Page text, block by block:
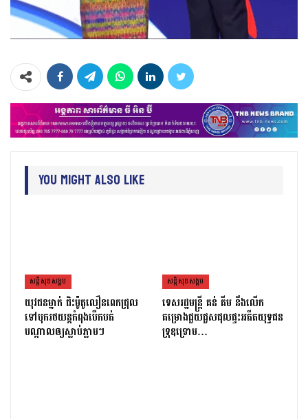
You Might Also Like
សន្តិសុខសង្គម
យុវជនម្នាក់ ជិះម៉ូតូលឿនពេកជ្រុល
ទៅបុករថយន្តកំពុងបើកបត់
បណ្តាលឲ្យស្លាប់ភ្លាមៗ
សន្តិសុខសង្គម
ទេសរដ្ឋមន្រ្តី គន់ គីម នឹងលើក
គម្រោងជួយជួសជុលផ្ទះអតីតយុទ្ធជន
ទ្រុឌទ្រោម…